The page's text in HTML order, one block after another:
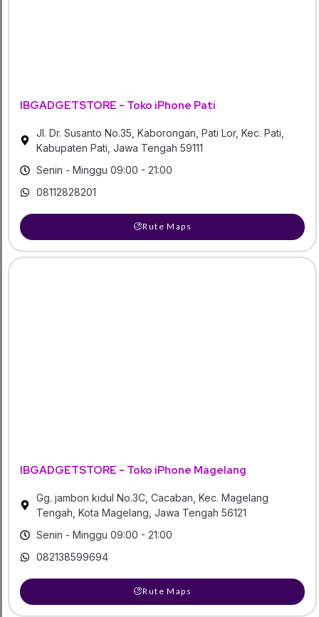
IBGADGETSTORE - Toko iPhone Pati
Jl. Dr. Susanto No.35, Kaborongan, Pati Lor, Kec. Pati,
Kabupaten Pati, Jawa Tengah 59111
Senin - Minggu 09:00 - 21:00
08112828201
Rute Maps
IBGADGETSTORE - Toko iPhone Magelang
Gg. jambon kidul No.3C, Cacaban, Kec. Magelang
Tengah, Kota Magelang, Jawa Tengah 56121
Senin - Minggu 09:00 - 21:00
082138599694
Rute Maps